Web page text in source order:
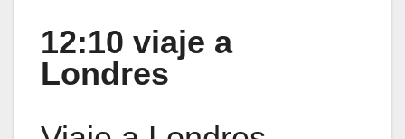
12:10 viaje a
Londres